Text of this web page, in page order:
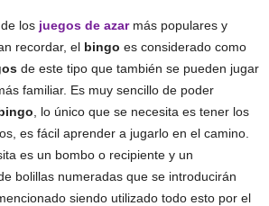
los juegos de azarmás populares y
recordar, el bingo es considerado como
de este tipo que también se pueden jugar
familiar. Es muy sencillo de poder
, lo único que se necesita es tener los
es fácil aprender a jugarlo en el camino.
es un bombo o recipiente y un
bolillas numeradas que se introducirán
siendo utilizado todo esto por el